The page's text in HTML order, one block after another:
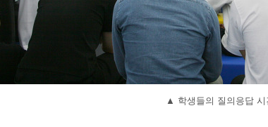
▲ 학생들의 질의응답 시